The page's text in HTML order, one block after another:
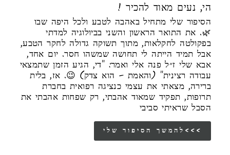
! הי, נעים מאוד להכיר
הסיפור שלי מתחיל באהבה לטבע ולכל היפה שבו
🌿. את התואר הראשון והשני בביולוגיה למדתי
בפקולטה לחקלאות, מתוך תשוקה גדולה לחקר הטבע,
אבל תמיד הייתה לי תחושה שמשהו חסר. יום אחד,
אבא שלי ז״ל פנה אלי ואמר: "די, הגיע הזמן שתמצאי
עבודה רצינית" (והאמת – הוא צדק) 😉. אז, בלית
ברירה, מצאתי את עצמי כנציגה רפואית בחברת
תרופות, תפקיד שמאוד אהבתי, רק שפחות אהבתי את
הסבל שראיתי סביבי
להמשך הסיפור שלי<<<